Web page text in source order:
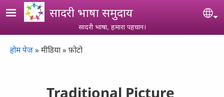
Skip to main content
सादरी भाषा समुदाय
सादरी भाषा, हमारा पहचान।
Breadcrumb
होम पेज मीडिया फ़ोटो
Traditional Picture